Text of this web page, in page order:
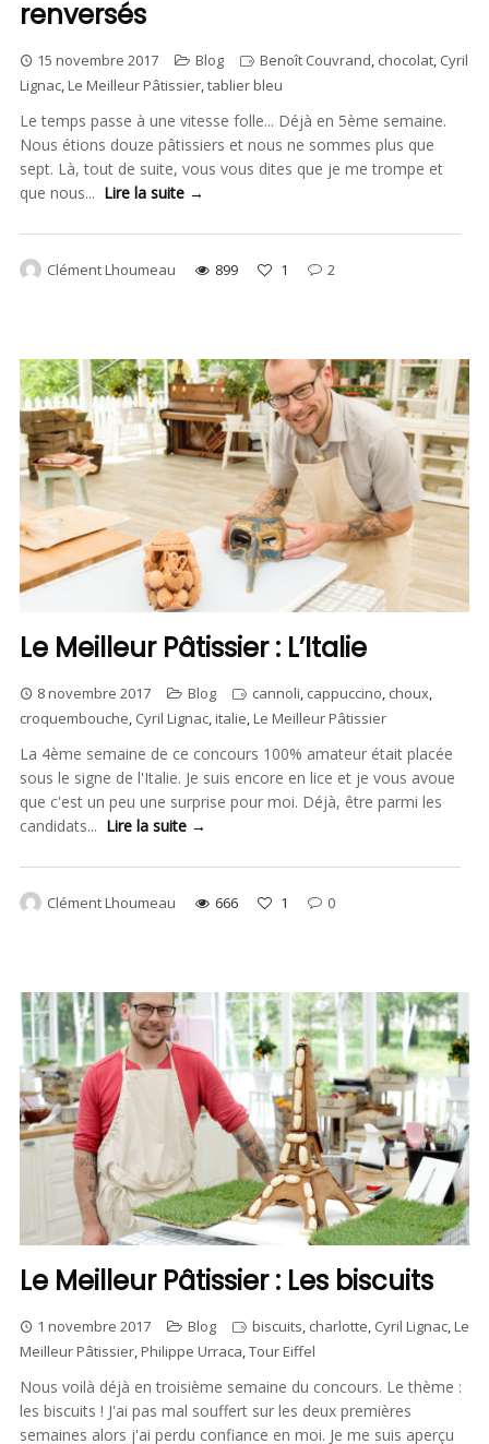
renversés
15 novembre 2017 Blog Benoît Couvrand, chocolat, Cyril
Lignac,Le Meilleur Pâtissier,tablier bleu
Le temps passe à une vitesse folle... Déjà en 5ème semaine.
Nous étions douze pâtissiers et nous ne sommes plus que
sept. Là, tout de suite, vous vous dites que je me trompe et
que nous... Lire la suite →
Clément Lhoumeau 899 1 2
Le Meilleur Pâtissier : L’Italie
8 novembre 2017 Blog cannoli, cappuccino, choux,
croquembouche, Cyril Lignac,italie,Le Meilleur Pâtissier
La 4ème semaine de ce concours 100% amateur était placée
sous le signe de l'Italie. Je suis encore en lice et je vous avoue
que c'est un peu une surprise pour moi. Déjà, être parmi les
candidats... Lire la suite →
Clément Lhoumeau 666 1 0
Le Meilleur Pâtissier : Les biscuits
1 novembre 2017 Blog biscuits, charlotte, Cyril Lignac,Le
Meilleur Pâtissier,Philippe Urraca,Tour Eiffel
Nous voilà déjà en troisième semaine du concours. Le thème :
les biscuits ! J'ai pas mal souffert sur les deux premières
semaines alors j'ai perdu confiance en moi. Je me suis aperçu